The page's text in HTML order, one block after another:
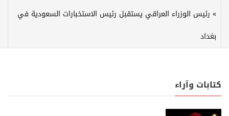
رئيس الوزراء العراقي يستقبل رئيس الاستخبارات السعودية في
بغداد
كتابات وآراء